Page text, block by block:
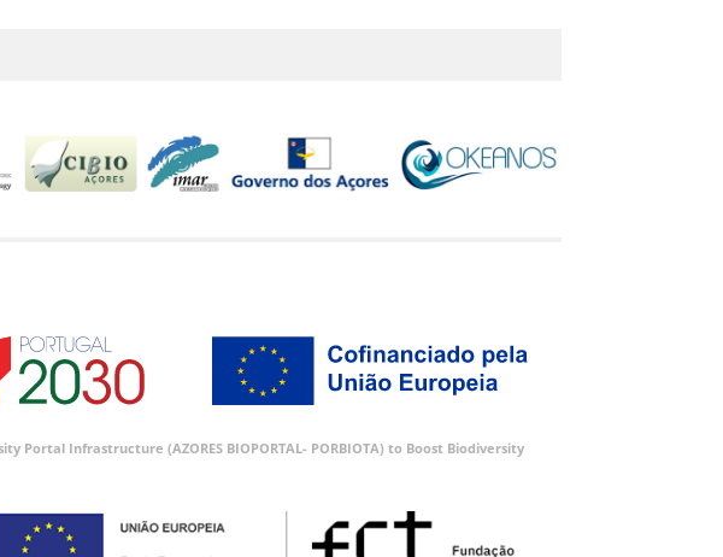
Infrastructure (AZORES BIOPORTAL- PORBIOTA) to Boost Biodiversity